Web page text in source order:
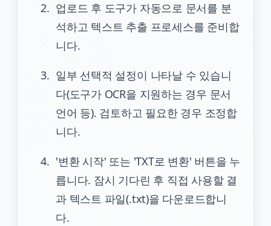
업로드 후 도구가 자동으로 문서를 분
석하고 텍스트 추출 프로세스를 준비합
니다.
일부 선택적 설정이 나타날 수 있습니
다(도구가 OCR을 지원하는 경우 문서
언어 등). 검토하고 필요한 경우 조정합
니다.
'변환 시작' 또는 'TXT로 변환' 버튼을 누
릅니다. 잠시 기다린 후 직접 사용할 결
과 텍스트 파일(.txt)을 다운로드합니
다.